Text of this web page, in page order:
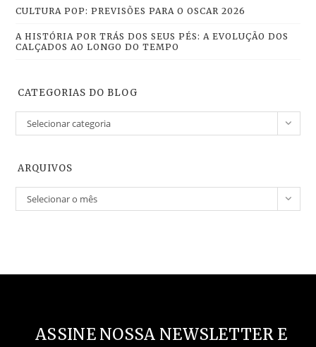
CULTURA POP: PREVISÕES PARA O OSCAR 2026
A HISTÓRIA POR TRÁS DOS SEUS PÉS: A EVOLUÇÃO DOS
CALÇADOS AO LONGO DO TEMPO
CATEGORIAS DO BLOG
Selecionar categoria
ARQUIVOS
Selecionar o mês
ASSINE NOSSA NEWSLETTER E